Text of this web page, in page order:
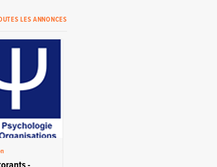
LES ANNONCES